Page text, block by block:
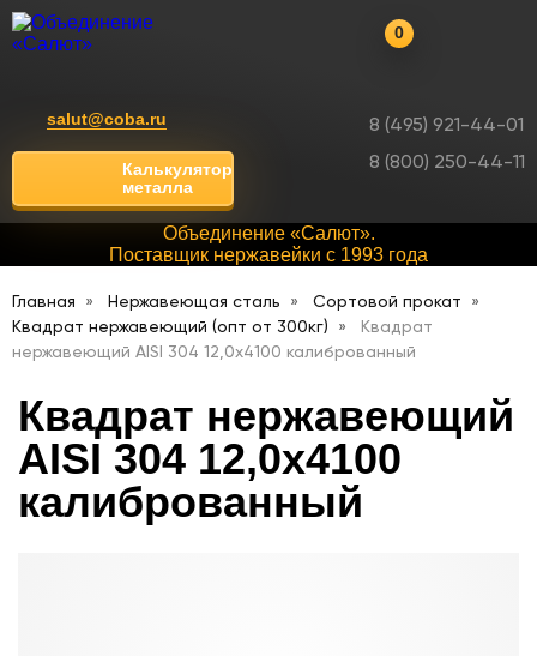
salut@coba.ru
Калькулятор
металла
8 (495) 921-44-01
8 (800) 250-44-11
0
Объединение «Салют».
Поставщик нержавейки с 1993 года
Главная Нержавеющая сталь
Сортовой прокат
Квадрат нержавеющий (опт от 300кг)
Квадрат
нержавеющий AISI 304 12,0х4100 калиброванный
Квадрат нержавеющий
AISI 304 12,0х4100
калиброванный